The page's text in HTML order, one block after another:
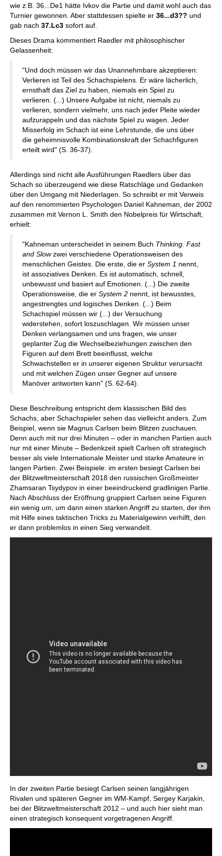
wie z.B. 36...De1 hätte Ivkov die Partie und damit wohl auch das
Turnier gewonnen. Aber stattdessen spielte er 36...d3?? und
gab nach 37.Lc3 sofort auf.
Dieses Drama kommentiert Raedler mit philosophischer
Gelassenheit:
"Und doch müssen wir das Unannehmbare akzeptieren:
Verlieren ist Teil des Schachspielens. Er wäre lächerlich,
ernsthaft das Ziel zu haben, niemals ein Spiel zu
verlieren. (...) Unsere Aufgabe ist nicht, niemals zu
verlieren, sondern vielmehr, uns nach jeder Pleite wieder
aufzurappeln und das nächste Spiel zu wagen. Jeder
Misserfolg im Schach ist eine Lehrstunde, die uns über
die geheimnisvolle Kombinationskraft der Schachfiguren
erteilt wird" (S. 36-37).
Allerdings sind nicht alle Ausführungen Raedlers über das
Schach so überzeugend wie diese Ratschläge und Gedanken
über den Umgang mit Niederlagen. So schreibt er mit Verweis
auf den renommierten Psychologen Daniel Kahneman, der 2002
zusammen mit Vernon L. Smith den Nobelpreis für Wirtschaft,
erhielt:
"Kahneman unterscheidet in seinem Buch Thinking. Fast
and Slowzwei verschiedene Operationsweisen des
menschlichen Geistes. Die erste, die er System 1 nennt,
ist assoziatives Denken. Es ist automatisch, schnell,
unbewusst und basiert auf Emotionen. (...) Die zweite
Operationsweise, die er System 2 nennt, ist bewusstes,
angestrengtes und logisches Denken. (...) Beim
Schachspiel müssen wir (...) der Versuchung
widerstehen, sofort loszuschlagen. Wir müssen unser
Denken verlangsamen und uns fragen, wie unser
geplanter Zug die Wechselbeziehungen zwischen den
Figuren auf dem Brett beeinflusst, welche
Schwachstellen er in unserer eigenen Struktur verursacht
und mit welchen Zügen unser Gegner auf unsere
Manöver antworten kann" (S. 62-64).
Diese Beschreibung entspricht dem klassischen Bild des
Schachs, aber Schachspieler sehen das vielleicht anders. Zum
Beispiel, wenn sie Magnus Carlsen beim Blitzen zuschauen.
Denn auch mit nur drei Minuten – oder in manchen Partien auch
nur mit einer Minute – Bedenkzeit spielt Carlsen oft strategisch
besser als viele Internationale Meister und starke Amateure in
langen Partien. Zwei Beispiele: im ersten besiegt Carlsen bei
der Blitzweltmeisterschaft 2018 den russischen Großmeister
Zhamsaran Tsydypov in einer beeindruckend gradlinigen Partie.
Nach Abschluss der Eröffnung gruppiert Carlsen seine Figuren
ein wenig um, um dann einen starken Angriff zu starten, der ihm
mit Hilfe eines taktischen Tricks zu Materialgewinn verhilft, den
er dann problemlos in einen Sieg verwandelt.
In der zweiten Partie besiegt Carlsen seinen langjährigen
Rivalen und späteren Gegner im WM-Kampf, Sergey Karjakin,
bei der Blitzweltmeisterschaft 2012 – und auch hier sieht man
einen strategisch konsequent vorgetragenen Angriff.